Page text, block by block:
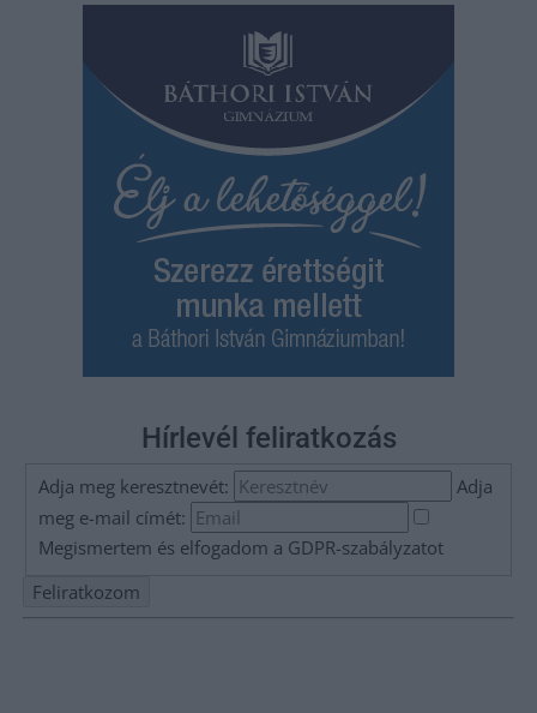
Hírlevél feliratkozás
Adja meg keresztnevét:
Adja
meg e-mail címét:
Megismertem és elfogadom a GDPR-szabályzatot